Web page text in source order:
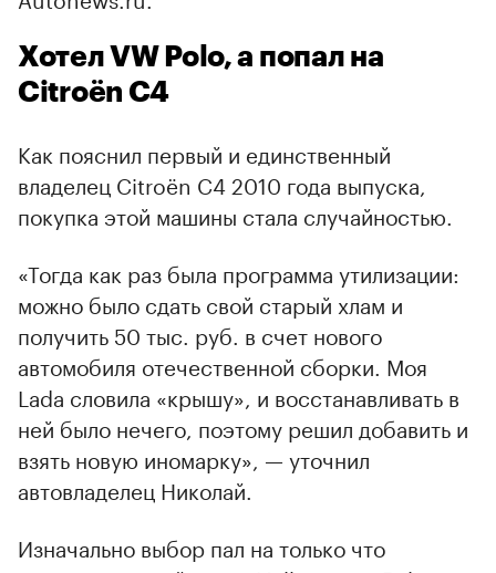
Хотел VW Polo, а попал на
Citroёn C4
Как пояснил первый и единственный
владелец Citroёn C4 2010 года выпуска,
покупка этой машины стала случайностью.
«Тогда как раз была программа утилизации:
можно было сдать свой старый хлам и
получить 50 тыс. руб. в счет нового
автомобиля отечественной сборки. Моя
Lada словила «крышу», и восстанавливать в
ней было нечего, поэтому решил добавить и
взять новую иномарку», — уточнил
автовладелец Николай.
Изначально выбор пал на только что